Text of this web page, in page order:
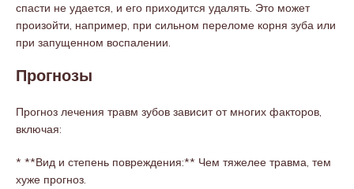
спасти не удается, и его приходится удалять. Это может
произойти, например, при сильном переломе корня зуба или
при запущенном воспалении.
Прогнозы
Прогноз лечения травм зубов зависит от многих факторов,
включая:
* **Вид и степень повреждения:** Чем тяжелее травма, тем
хуже прогноз.